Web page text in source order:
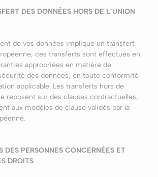
DES DONNÉES HORS DE L’UNION
de vos données implique un transfert
ces transferts sont effectués en
appropriées en matière de
des données, en toute conformité
applicable. Les transferts hors de
reposent sur des clauses contractuelles,
aux modèles de clause validés par la
PERSONNES CONCERNÉES ET
DROITS